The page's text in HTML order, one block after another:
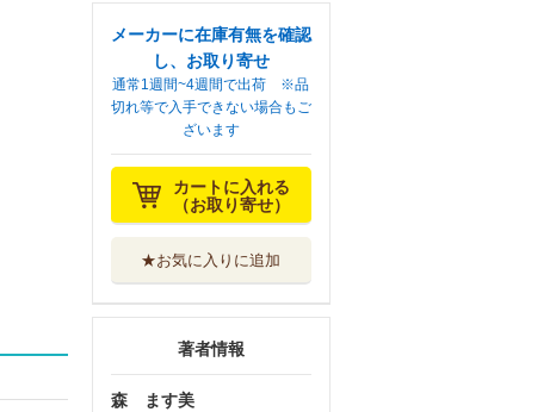
メーカーに在庫有無を確認
し、お取り寄せ
通常1週間~4週間で出荷 ※品
切れ等で入手できない場合もご
ざいます
カートに入れる
（お取り寄せ）
★お気に入りに追加
著者情報
森 ます美